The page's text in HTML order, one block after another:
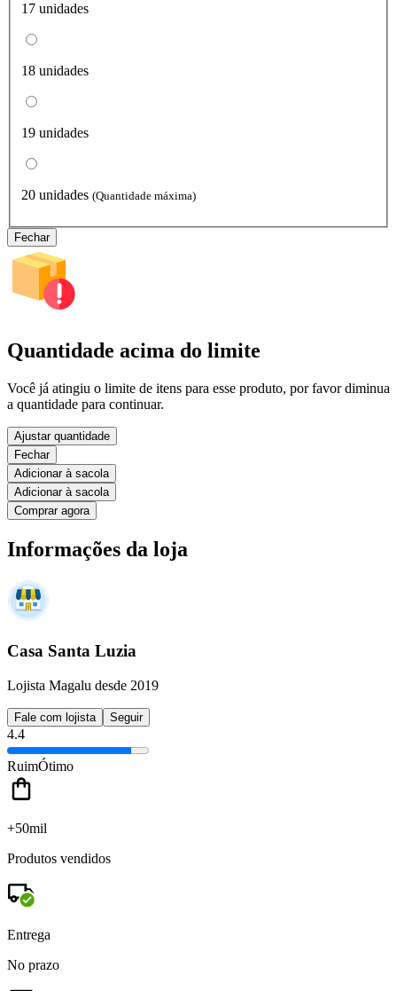
17 unidades
18 unidades
19 unidades
20 unidades (Quantidade máxima)
Fechar
Quantidade acima do limite
Você já atingiu o limite de itens para esse produto, por favor diminua
a quantidade para continuar.
Ajustar quantidade
Fechar
Adicionar à sacola
Adicionar à sacola
Comprar agora
Informações da loja
Casa Santa Luzia
Lojista Magalu desde 2019
Fale com lojista Seguir
4.4
RuimÓtimo
+50mil
Produtos vendidos
Entrega
No prazo